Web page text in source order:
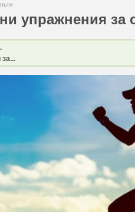
упражнения за